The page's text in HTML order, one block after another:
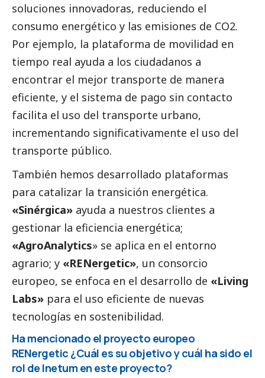
soluciones innovadoras, reduciendo el
consumo energético y las emisiones de CO2.
Por ejemplo, la plataforma de movilidad en
tiempo real ayuda a los ciudadanos a
encontrar el mejor transporte de manera
eficiente, y el sistema de pago sin contacto
facilita el uso del transporte urbano,
incrementando significativamente el uso del
transporte público.
También hemos desarrollado plataformas
para catalizar la transición energética.
«Sinérgica» ayuda a nuestros clientes a
gestionar la eficiencia energética;
«AgroAnalytics» se aplica en el entorno
agrario; y «RENergetic», un consorcio
europeo, se enfoca en el desarrollo de «Living
Labs» para el uso eficiente de nuevas
tecnologías en sostenibilidad.
Ha mencionado el proyecto europeo
RENergetic ¿Cuál es su objetivo y cuál ha sido el
rol de Inetum en este proyecto?